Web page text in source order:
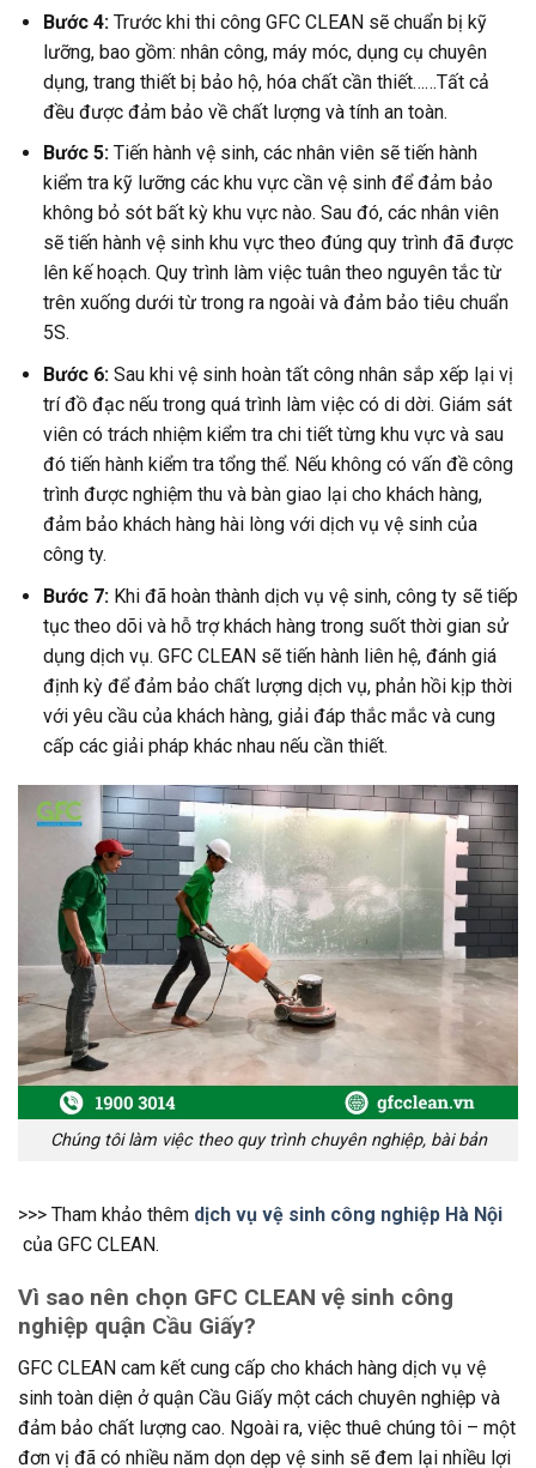
Bước 4: Trước khi thi công GFC CLEAN sẽ chuẩn bị kỹ
lưỡng, bao gồm: nhân công, máy móc, dụng cụ chuyên
dụng, trang thiết bị bảo hộ, hóa chất cần thiết……Tất cả
đều được đảm bảo về chất lượng và tính an toàn.
Bước 5: Tiến hành vệ sinh, các nhân viên sẽ tiến hành
kiểm tra kỹ lưỡng các khu vực cần vệ sinh để đảm bảo
không bỏ sót bất kỳ khu vực nào. Sau đó, các nhân viên
sẽ tiến hành vệ sinh khu vực theo đúng quy trình đã được
lên kế hoạch. Quy trình làm việc tuân theo nguyên tắc từ
trên xuống dưới từ trong ra ngoài và đảm bảo tiêu chuẩn
5S.
Bước 6: Sau khi vệ sinh hoàn tất công nhân sắp xếp lại vị
trí đồ đạc nếu trong quá trình làm việc có di dời. Giám sát
viên có trách nhiệm kiểm tra chi tiết từng khu vực và sau
đó tiến hành kiểm tra tổng thể. Nếu không có vấn đề công
trình được nghiệm thu và bàn giao lại cho khách hàng,
đảm bảo khách hàng hài lòng với dịch vụ vệ sinh của
công ty.
Bước 7: Khi đã hoàn thành dịch vụ vệ sinh, công ty sẽ tiếp
tục theo dõi và hỗ trợ khách hàng trong suốt thời gian sử
dụng dịch vụ. GFC CLEAN sẽ tiến hành liên hệ, đánh giá
định kỳ để đảm bảo chất lượng dịch vụ, phản hồi kịp thời
với yêu cầu của khách hàng, giải đáp thắc mắc và cung
cấp các giải pháp khác nhau nếu cần thiết.
Chúng tôi làm việc theo quy trình chuyên nghiệp, bài bản
>>> Tham khảo thêm dịch vụ vệ sinh công nghiệp Hà Nội
của GFC CLEAN.
Vì sao nên chọn GFC CLEAN vệ sinh công
nghiệp quận Cầu Giấy?
GFC CLEAN cam kết cung cấp cho khách hàng dịch vụ vệ
sinh toàn diện ở quận Cầu Giấy một cách chuyên nghiệp và
đảm bảo chất lượng cao. Ngoài ra, việc thuê chúng tôi – một
đơn vị đã có nhiều năm dọn dẹp vệ sinh sẽ đem lại nhiều lợi